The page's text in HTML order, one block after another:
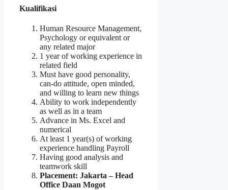
Kualifikasi
Human Resource Management,
Psychology or equivalent or
any related major
1 year of working experience in
related field
Must have good personality,
can-do attitude, open minded,
and willing to learn new things
Ability to work independently
as well as in a team
Advance in Ms. Excel and
numerical
At least 1 year(s) of working
experience handling Payroll
Having good analysis and
teamwork skill
Placement: Jakarta – Head
Office Daan Mogot